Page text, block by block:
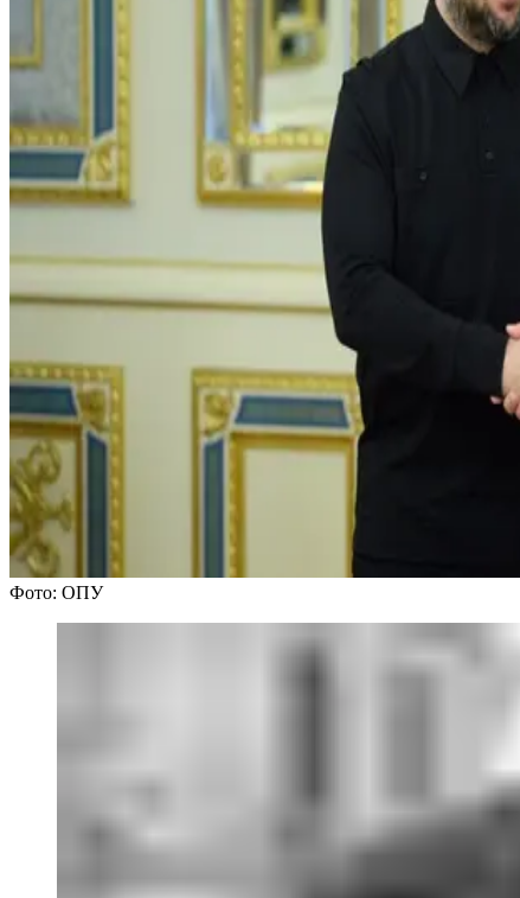
Фото: ОПУ